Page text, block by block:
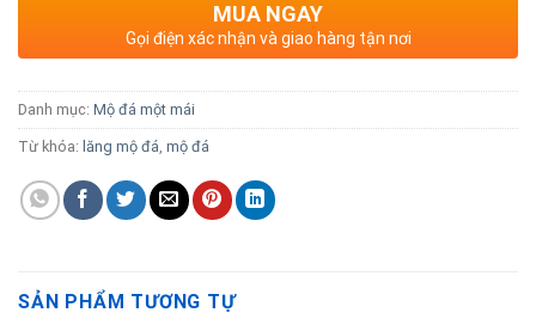
MUA NGAY
Gọi điện xác nhận và giao hàng tận nơi
Danh mục: Mộ đá một mái
Từ khóa: lăng mộ đá, mộ đá
SẢN PHẨM TƯƠNG TỰ